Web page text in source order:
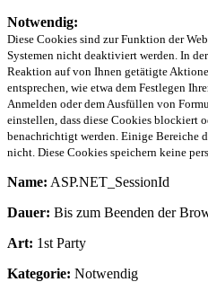
Notwendig:
Diese Cookies sind zur Funktion der
Systemen nicht deaktiviert werden. In
Reaktion auf von Ihnen getätigte
entsprechen, wie etwa dem Festlegen
Anmelden oder dem Ausfüllen von
einstellen, dass diese Cookies blockiert
benachrichtigt werden. Einige Bereiche
nicht. Diese Cookies speichern keine
Name: ASP.NET_SessionId
Dauer: Bis zum Beenden der
Art: 1st Party
Kategorie: Notwendig